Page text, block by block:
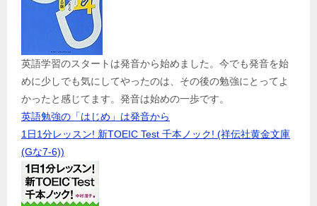
英語学習のスタートは発音から始めました。今でも発音を始
めに少しでも気にしてやったのは、その後の勉強にとってよ
かったと感じてます。発音は始めの一歩です。
英語勉強の「はじめ」は発音から
1日1分レッスン! 新TOEIC Test 千本ノック! (祥伝社黄金文庫
(Gな7-6))